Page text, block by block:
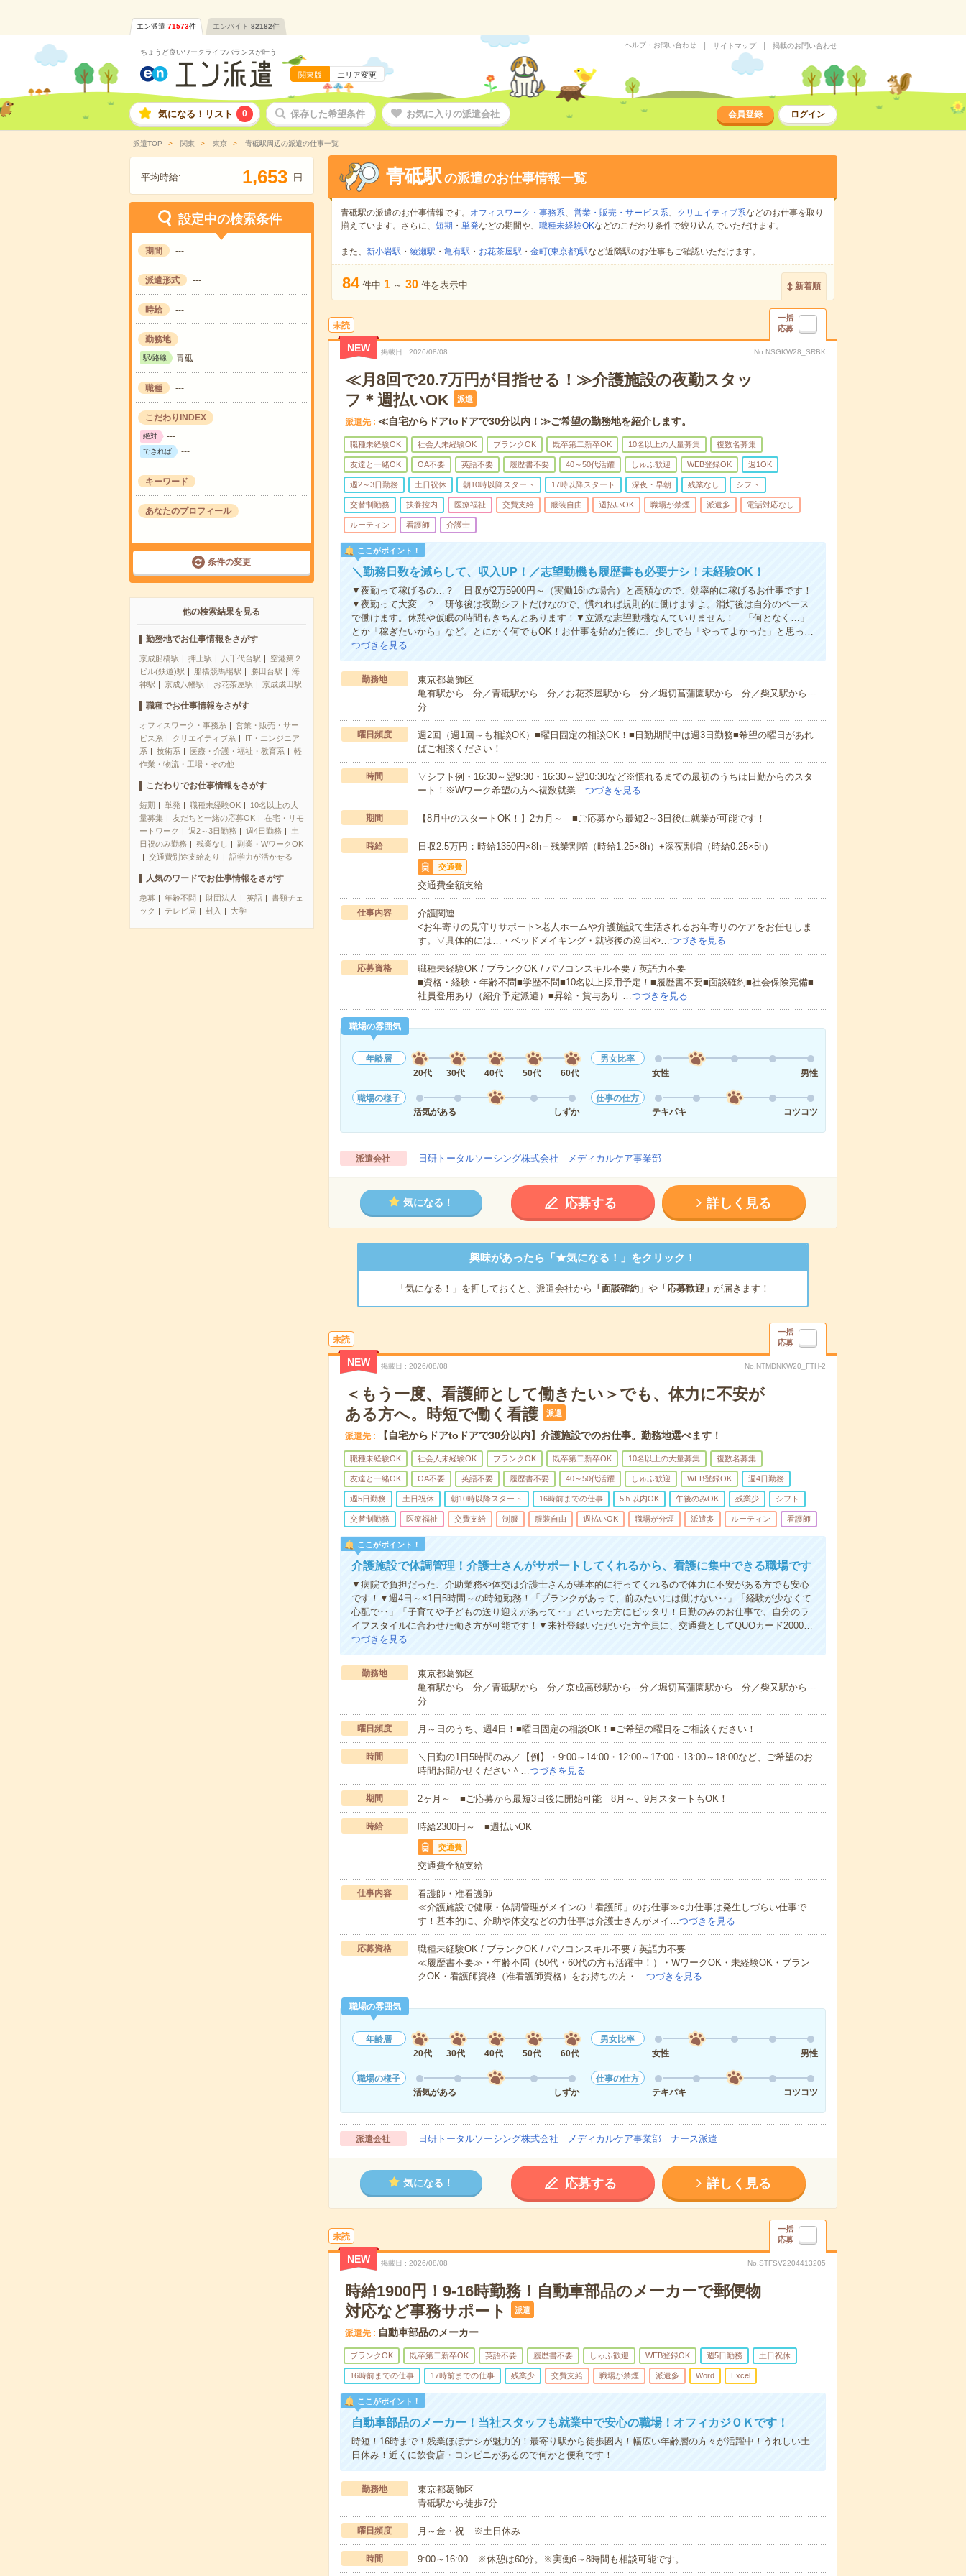
エン派遣 71573件 エンバイト 82182件
ちょうど良いワークライフバランスが叶う
関東版 エリア変更
ヘルプ・お問い合わせ サイトマップ 掲載のお問い合わせ
気になる！リスト 0 保存した希望条件 お気に入りの派遣会社 会員登録 ログイン
派遣TOP 関東 東京 青砥駅周辺の派遣の仕事一覧
平均時給: 1,653 円
設定中の検索条件
期間 ---
派遣形式 ---
時給 ---
勤務地
駅/路線 青砥
職種 ---
こだわりINDEX
絶対 ---
できれば ---
キーワード ---
あなたのプロフィール
---
条件の変更
他の検索結果を見る
勤務地でお仕事情報をさがす
京成船橋駅 押上駅 八千代台駅
空港第２
ビル(鉄道)駅
船橋競馬場駅 勝田台駅
海
神駅
京成八幡駅 お花茶屋駅 京成成田駅
職種でお仕事情報をさがす
オフィスワーク・事務系
営業・販売・サー
ビス系
クリエイティブ系
IT・エンジニア
系
技術系 医療・介護・福祉・教育系
軽
作業・物流・工場・その他
こだわりでお仕事情報をさがす
短期 単発 職種未経験OK
10名以上の大
量募集
友だちと一緒の応募OK
在宅・リモ
ートワーク
週2～3日勤務 週4日勤務
土
日祝のみ勤務
残業なし
副業・WワークOK
交通費別途支給あり
語学力が活かせる
人気のワードでお仕事情報をさがす
急募 年齢不問 財団法人 英語
書類チェ
ック
テレビ局 封入 大学
青砥駅の派遣のお仕事情報一覧
青砥駅の派遣のお仕事情報です。 オフィスワーク・事務系、 営業・販売・サービス系、 クリエイティブ系などのお仕事を取り
揃えています。さらに、 短期 ・ 単発などの期間や、 職種未経験OKなどのこだわり条件で絞り込んでいただけます。
また、 新小岩駅 ・ 綾瀬駅 ・ 亀有駅 ・ お花茶屋駅 ・ 金町(東京都)駅など近隣駅のお仕事もご確認いただけます。
84 件中 1 ～ 30 件を表示中 新着順
未読
一括
応募
NEW 掲載日 2026/08/08 No.NSGKW28_SRBK
≪月8回で20.7万円が目指せる！≫介護施設の夜勤スタッ
フ＊週払いOK
派遣
派遣先 ≪自宅からドアtoドアで30分以内！≫ご希望の勤務地を紹介します。
職種未経験OK 社会人未経験OK ブランクOK 既卒第二新卒OK 10名以上の大量募集 複数名募集
友達と一緒OK OA不要 英語不要 履歴書不要 40～50代活躍 しゅふ歓迎 WEB登録OK 週1OK
週2～3日勤務 土日祝休 朝10時以降スタート 17時以降スタート 深夜・早朝 残業なし シフト
交替制勤務 扶養控内 医療福祉 交費支給 服装自由 週払いOK 職場が禁煙 派遣多 電話対応なし
ルーティン 看護師 介護士
ここがポイント！
＼勤務日数を減らして、収入UP！／志望動機も履歴書も必要ナシ！未経験OK！
▼夜勤って稼げるの…？ 日収が2万5900円～（実働16hの場合）と高額なので、効率的に稼げるお仕事です！
▼夜勤って大変…？ 研修後は夜勤シフトだけなので、慣れれば規則的に働けますよ。消灯後は自分のペース
で働けます。休憩や仮眠の時間もきちんとあります！▼立派な志望動機なんていりません！ 「何となく…」
とか「稼ぎたいから」など。とにかく何でもOK！お仕事を始めた後に、少しでも「やってよかった」と思っ…
つづきを見る
勤務地
東京都葛飾区
亀有駅から---分／青砥駅から---分／お花茶屋駅から---分／堀切菖蒲園駅から---分／柴又駅から---
分
曜日頻度
週2回（週1回～も相談OK）■曜日固定の相談OK！■日勤期間中は週3日勤務■希望の曜日があれ
ばご相談ください！
時間
▽シフト例・16:30～翌9:30・16:30～翌10:30など※慣れるまでの最初のうちは日勤からのスタ
ート！※Wワーク希望の方へ複数就業…つづきを見る
期間 【8月中のスタートOK！】2カ月～ ■ご応募から最短2～3日後に就業が可能です！
時給 日収2.5万円：時給1350円×8h＋残業割増（時給1.25×8h）+深夜割増（時給0.25×5h）
交通費
交通費全額支給
仕事内容
介護関連
<お年寄りの見守りサポート>老人ホームや介護施設で生活されるお年寄りのケアをお任せしま
す。▽具体的には…・ベッドメイキング・就寝後の巡回や…つづきを見る
応募資格
職種未経験OK / ブランクOK / パソコンスキル不要 / 英語力不要
■資格・経験・年齢不問■学歴不問■10名以上採用予定！■履歴書不要■面談確約■社会保険完備■
社員登用あり（紹介予定派遣）■昇給・賞与あり …つづきを見る
職場の雰囲気
年齢層
20代
30代 40代 50代 60代
男女比率
女性
男性
職場の様子
活気がある
しずか
仕事の仕方
テキパキ
コツコツ
派遣会社 日研トータルソーシング株式会社 メディカルケア事業部
気になる！ 応募する 詳しく見る
興味があったら「★気になる！」をクリック！
「気になる！」を押しておくと、派遣会社から 「面談確約」 や「応募歓迎」 が届きます！
未読
一括
応募
NEW 掲載日 2026/08/08 No.NTMDNKW20_FTH-2
＜もう一度、看護師として働きたい＞でも、体力に不安が
ある方へ。時短で働く看護
派遣
派遣先 【自宅からドアtoドアで30分以内】介護施設でのお仕事。勤務地選べます！
職種未経験OK 社会人未経験OK ブランクOK 既卒第二新卒OK 10名以上の大量募集 複数名募集
友達と一緒OK OA不要 英語不要 履歴書不要 40～50代活躍 しゅふ歓迎 WEB登録OK 週4日勤務
週5日勤務 土日祝休 朝10時以降スタート 16時前までの仕事 5ｈ以内OK 午後のみOK 残業少 シフト
交替制勤務 医療福祉 交費支給 制服 服装自由 週払いOK 職場が分煙 派遣多 ルーティン 看護師
ここがポイント！
介護施設で体調管理！介護士さんがサポートしてくれるから、看護に集中できる職場です
▼病院で負担だった、介助業務や体交は介護士さんが基本的に行ってくれるので体力に不安がある方でも安心
です！▼週4日～×1日5時間～の時短勤務！「ブランクがあって、前みたいには働けない‥」「経験が少なくて
心配で‥」「子育てや子どもの送り迎えがあって‥」といった方にピッタリ！日勤のみのお仕事で、自分のラ
イフスタイルに合わせた働き方が可能です！▼来社登録いただいた方全員に、交通費としてQUOカード2000…
つづきを見る
勤務地
東京都葛飾区
亀有駅から---分／青砥駅から---分／京成高砂駅から---分／堀切菖蒲園駅から---分／柴又駅から---
分
曜日頻度 月～日のうち、週4日！■曜日固定の相談OK！■ご希望の曜日をご相談ください！
時間
＼日勤の1日5時間のみ／【例】・9:00～14:00・12:00～17:00・13:00～18:00など、ご希望のお
時間お聞かせください＾…つづきを見る
期間 2ヶ月～ ■ご応募から最短3日後に開始可能 8月～、9月スタートもOK！
時給 時給2300円～ ■週払いOK
交通費
交通費全額支給
仕事内容
看護師・准看護師
≪介護施設で健康・体調管理がメインの「看護師」のお仕事≫○力仕事は発生しづらい仕事で
す！基本的に、介助や体交などの力仕事は介護士さんがメイ…つづきを見る
応募資格
職種未経験OK / ブランクOK / パソコンスキル不要 / 英語力不要
≪履歴書不要≫・年齢不問（50代・60代の方も活躍中！）・WワークOK・未経験OK・ブラン
クOK・看護師資格（准看護師資格）をお持ちの方・…つづきを見る
職場の雰囲気
年齢層
20代
30代 40代 50代 60代
男女比率
女性
男性
職場の様子
活気がある
しずか
仕事の仕方
テキパキ
コツコツ
派遣会社 日研トータルソーシング株式会社 メディカルケア事業部 ナース派遣
気になる！ 応募する 詳しく見る
未読
一括
応募
NEW 掲載日 2026/08/08 No.STFSV2204413205
時給1900円！9-16時勤務！自動車部品のメーカーで郵便物
対応など事務サポート
派遣
派遣先 自動車部品のメーカー
ブランクOK 既卒第二新卒OK 英語不要 履歴書不要 しゅふ歓迎 WEB登録OK 週5日勤務 土日祝休
16時前までの仕事 17時前までの仕事 残業少 交費支給 職場が禁煙 派遣多 Word Excel
ここがポイント！
自動車部品のメーカー！当社スタッフも就業中で安心の職場！オフィカジＯＫです！
時短！16時まで！残業ほぼナシが魅力的！最寄り駅から徒歩圏内！幅広い年齢層の方々が活躍中！うれしい土
日休み！近くに飲食店・コンビニがあるので何かと便利です！
勤務地
東京都葛飾区
青砥駅から徒歩7分
曜日頻度 月～金・祝 ※土日休み
時間 9:00～16:00 ※休憩は60分。※実働6～8時間も相談可能です。